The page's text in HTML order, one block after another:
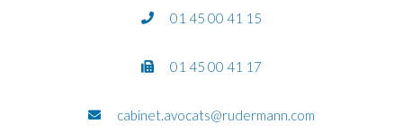
01 45 00 41 15
01 45 00 41 17
cabinet.avocats@rudermann.com